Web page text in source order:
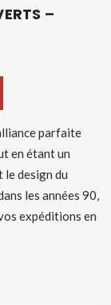
–
parfaite
en étant un
design du
les années 90,
expéditions en